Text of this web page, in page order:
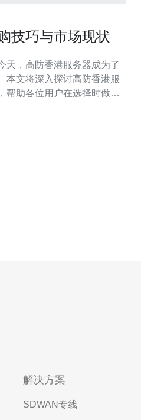
技巧与市场现状
天，高防香港服务器成为了
本文将深入探讨高防香港服
帮助各位用户在选择时做出
质的网络环境而受到青
解决方案
SDWAN专线